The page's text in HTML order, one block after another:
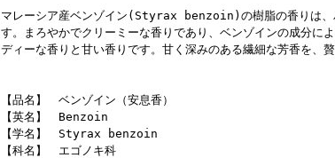
マレーシア産ベンゾイン(Styrax benzoin)の樹脂の香りは、
す。まろやかでクリーミーな香りであり、ベンゾインの成分に
ディーな香りと甘い香りです。甘く深みのある繊細な芳香を、
【品名】 ベンゾイン（安息香）
【英名】 Benzoin
【学名】 Styrax benzoin
【科名】 エゴノキ科